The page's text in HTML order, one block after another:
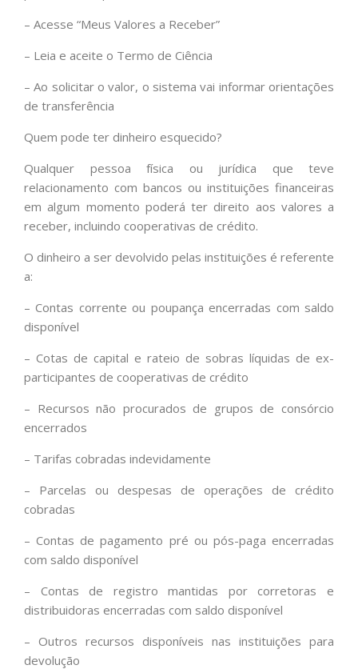
– Acesse “Meus Valores a Receber”
– Leia e aceite o Termo de Ciência
– Ao solicitar o valor, o sistema vai informar orientações
de transferência
Quem pode ter dinheiro esquecido?
Qualquer pessoa física ou jurídica que teve
relacionamento com bancos ou instituições financeiras
em algum momento poderá ter direito aos valores a
receber, incluindo cooperativas de crédito.
O dinheiro a ser devolvido pelas instituições é referente
a:
– Contas corrente ou poupança encerradas com saldo
disponível
– Cotas de capital e rateio de sobras líquidas de ex-
participantes de cooperativas de crédito
– Recursos não procurados de grupos de consórcio
encerrados
– Tarifas cobradas indevidamente
– Parcelas ou despesas de operações de crédito
cobradas
– Contas de pagamento pré ou pós-paga encerradas
com saldo disponível
– Contas de registro mantidas por corretoras e
distribuidoras encerradas com saldo disponível
– Outros recursos disponíveis nas instituições para
devolução